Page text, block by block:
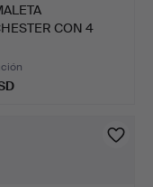
CON 4
PAR…